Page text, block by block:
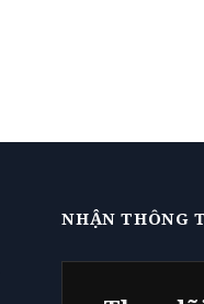
NHẬN THÔNG